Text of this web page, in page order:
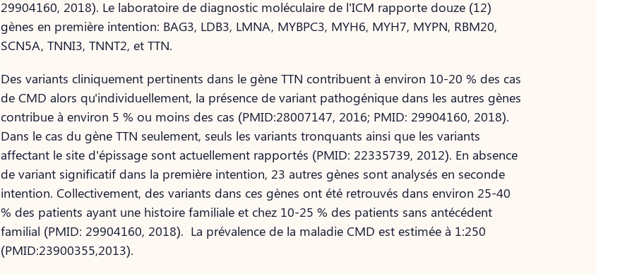
29904160, 2018). Le laboratoire de diagnostic moléculaire de l'ICM rapporte douze (12)
gènes en première intention: BAG3, LDB3, LMNA, MYBPC3, MYH6, MYH7, MYPN, RBM20,
SCN5A, TNNI3, TNNT2, et TTN.
Des variants cliniquement pertinents dans le gène TTN contribuent à environ 10-20 % des cas
de CMD alors qu'individuellement, la présence de variant pathogénique dans les autres gènes
contribue à environ 5 % ou moins des cas (PMID:28007147, 2016; PMID: 29904160, 2018).
Dans le cas du gène TTN seulement, seuls les variants tronquants ainsi que les variants
affectant le site d'épissage sont actuellement rapportés (PMID: 22335739, 2012). En absence
de variant significatif dans la première intention, 23 autres gènes sont analysés en seconde
intention. Collectivement, des variants dans ces gènes ont été retrouvés dans environ 25-40
% des patients ayant une histoire familiale et chez 10-25 % des patients sans antécédent
familial (PMID: 29904160, 2018). La prévalence de la maladie CMD est estimée à 1:250
(PMID:23900355,2013).